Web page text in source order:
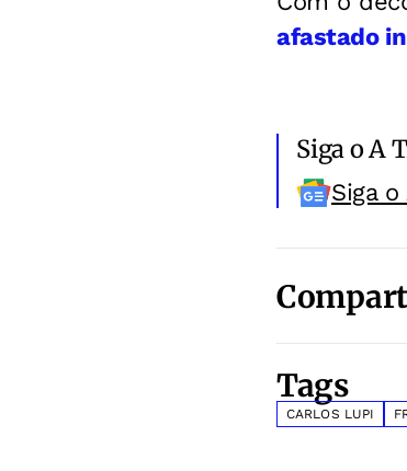
afastado
Siga o A
Siga
Tags
CARLOS LUPI